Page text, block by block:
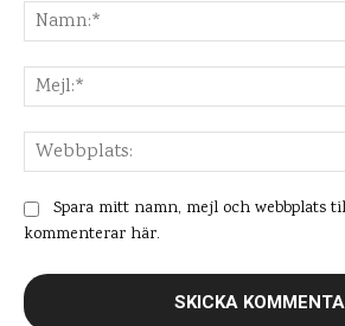
Spara mitt namn, mejl och webbplats
kommenterar här.